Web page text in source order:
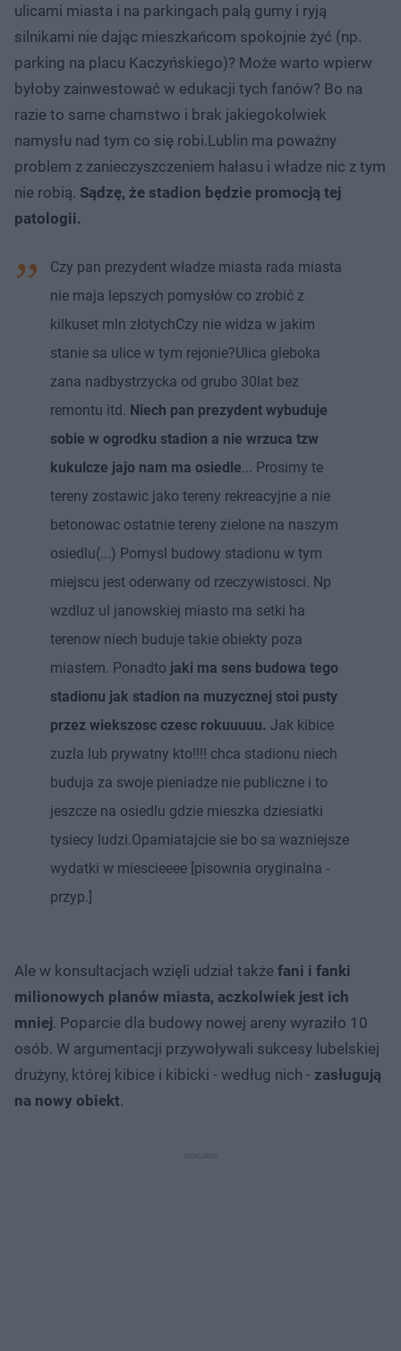
ulicami miasta i na parkingach palą gumy i ryją
silnikami nie dając mieszkańcom spokojnie żyć (np.
parking na placu Kaczyńskiego)? Może warto wpierw
byłoby zainwestować w edukacji tych fanów? Bo na
razie to same chamstwo i brak jakiegokolwiek
namysłu nad tym co się robi.Lublin ma poważny
problem z zanieczyszczeniem hałasu i władze nic z tym
nie robią. Sądzę, że stadion będzie promocją tej
patologii.
Czy pan prezydent władze miasta rada miasta
nie maja lepszych pomysłów co zrobić z
kilkuset mln złotychCzy nie widza w jakim
stanie sa ulice w tym rejonie?Ulica gleboka
zana nadbystrzycka od grubo 30lat bez
remontu itd. Niech pan prezydent wybuduje
sobie w ogrodku stadion a nie wrzuca tzw
kukulcze jajo nam ma osiedle... Prosimy te
tereny zostawic jako tereny rekreacyjne a nie
betonowac ostatnie tereny zielone na naszym
osiedlu(...) Pomysl budowy stadionu w tym
miejscu jest oderwany od rzeczywistosci. Np
wzdluz ul janowskiej miasto ma setki ha
terenow niech buduje takie obiekty poza
miastem. Ponadto jaki ma sens budowa tego
stadionu jak stadion na muzycznej stoi pusty
przez wiekszosc czesc rokuuuuu. Jak kibice
zuzla lub prywatny kto!!!! chca stadionu niech
buduja za swoje pieniadze nie publiczne i to
jeszcze na osiedlu gdzie mieszka dziesiatki
tysiecy ludzi.Opamiatajcie sie bo sa wazniejsze
wydatki w miescieeee [pisownia oryginalna -
przyp.]
Ale w konsultacjach wzięli udział także fani i fanki
milionowych planów miasta, aczkolwiek jest ich
mniej. Poparcie dla budowy nowej areny wyraziło 10
osób. W argumentacji przywoływali sukcesy lubelskiej
drużyny, której kibice i kibicki - według nich - zasługują
na nowy obiekt.